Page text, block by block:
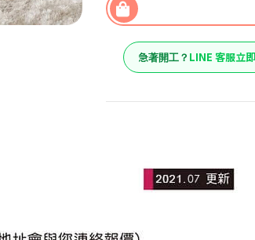
急著開工？ LINE 客服立